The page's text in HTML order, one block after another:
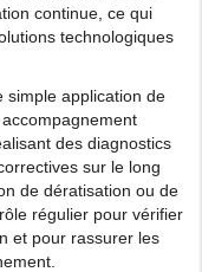
continue, ce qui
technologiques
simple application de
des diagnostics
sur le long
de dératisation ou de
régulier pour vérifier
et pour rassurer les